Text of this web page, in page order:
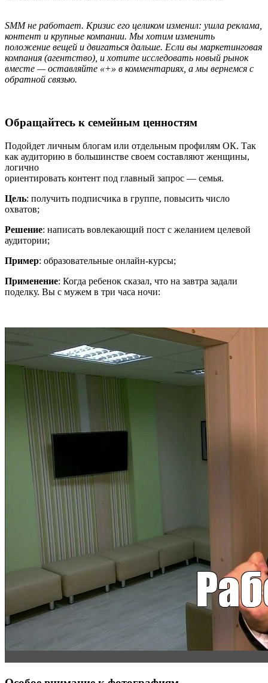
SMM не работает. Кризис его целиком изменил: ушла реклама,
контент и крупные компании. Мы хотим изменить
положение вещей и двигаться дальше. Если вы маркетинговая
компания (агентство), и хотите исследовать новый рынок
вместе — оставляйте «+» в комментариях, а мы вернемся с
обратной связью.
Обращайтесь к семейным ценностям
Подойдет личным блогам или отдельным профилям ОК. Так
как аудиторию в большинстве своем составляют женщины,
логично
ориентировать контент под главный запрос — семья.
Цель: получить подписчика в группе, повысить число
охватов;
Решение: написать вовлекающий пост с желанием целевой
аудитории;
Пример: образовательные онлайн-курсы;
Применение: Когда ребенок сказал, что на завтра задали
поделку. Вы с мужем в три часа ночи: